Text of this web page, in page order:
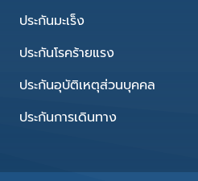
ประกันมะเร็ง
ประกันโรคร้ายแรง
ประกันอุบัติเหตุส่วนบุคคล
ประกันการเดินทาง